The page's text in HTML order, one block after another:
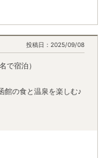
投稿日： 2025/09/08
で宿泊）
館の食と温泉を楽しむ♪